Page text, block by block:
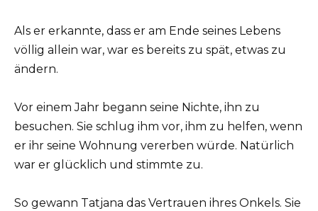
Als er erkannte, dass er am Ende seines Lebens
völlig allein war, war es bereits zu spät, etwas zu
ändern.
Vor einem Jahr begann seine Nichte, ihn zu
besuchen. Sie schlug ihm vor, ihm zu helfen, wenn
er ihr seine Wohnung vererben würde. Natürlich
war er glücklich und stimmte zu.
So gewann Tatjana das Vertrauen ihres Onkels. Sie